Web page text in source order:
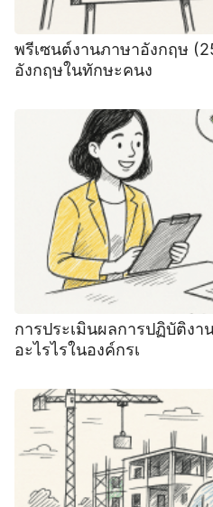
พรีเซนต์งานภาษาอังกฤษ
อังกฤษในทักษะคนง
การประเมินผลการปฏิบัติง
อะไรไรในองค์กรเ